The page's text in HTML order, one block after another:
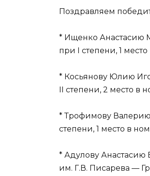
Поздравляем
* Ищенко Анастасию
при I степени, 1
* Косьянову Юлию
II степени, 2 место в
* Трофимову
степени, 1 место в
* Адулову
им. Г.В. Писарева —